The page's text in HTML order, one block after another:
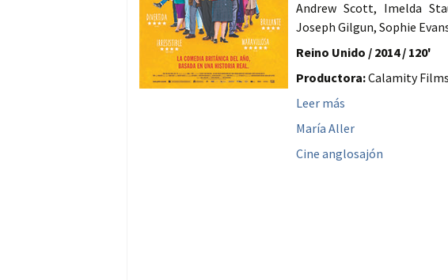
Andrew Scott, Imelda
Joseph Gilgun, Sophie
Reino Unido / 2014 / 120'
Productora:Calamity Films
Leer más
María Aller
Cine anglosajón